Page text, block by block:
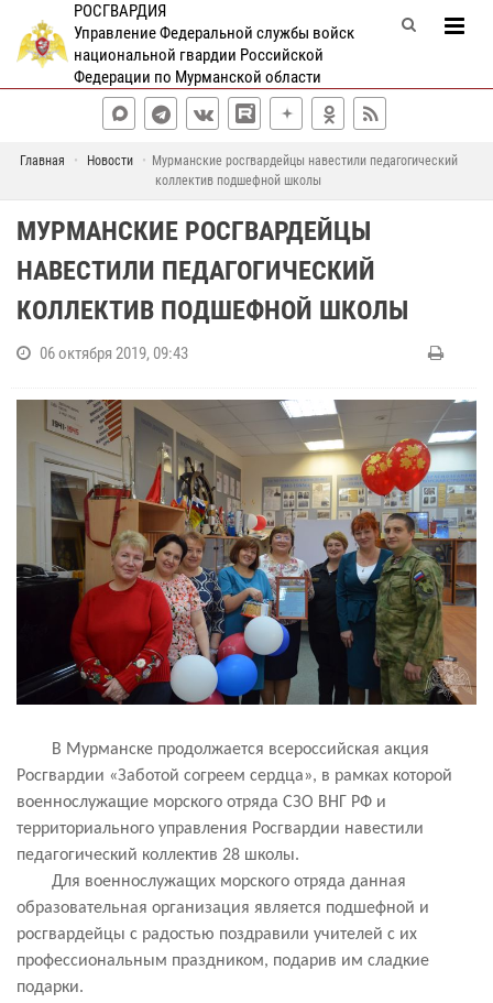
РОСГВАРДИЯ
Управление Федеральной службы войск
национальной гвардии Российской
Федерации по Мурманской области
Главная Новости
Мурманские росгвардейцы навестили педагогический
коллектив подшефной школы
МУРМАНСКИЕ РОСГВАРДЕЙЦЫ
НАВЕСТИЛИ ПЕДАГОГИЧЕСКИЙ
КОЛЛЕКТИВ ПОДШЕФНОЙ ШКОЛЫ
06 октября 2019, 09:43
В Мурманске продолжается всероссийская акция
Росгвардии «Заботой согреем сердца», в рамках которой
военнослужащие морского отряда СЗО ВНГ РФ и
территориального управления Росгвардии навестили
педагогический коллектив 28 школы.
Для военнослужащих морского отряда данная
образовательная организация является подшефной и
росгвардейцы с радостью поздравили учителей с их
профессиональным праздником, подарив им сладкие
подарки.